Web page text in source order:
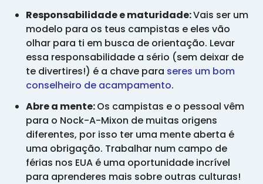
Responsabilidade e maturidade:Vais ser um
modelo para os teus campistas e eles vão
olhar para ti em busca de orientação. Levar
essa responsabilidade a sério (sem deixar de
te divertires!) é a chave para seres um bom
conselheiro de acampamento.
Abre a mente:Os campistas e o pessoal vêm
para o Nock-A-Mixon de muitas origens
diferentes, por isso ter uma mente aberta é
uma obrigação. Trabalhar num campo de
férias nos EUA é uma oportunidade incrível
para aprenderes mais sobre outras culturas!